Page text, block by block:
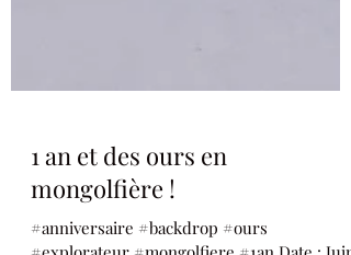
1 an et des ours en
mongolfière !